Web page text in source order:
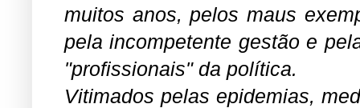
muitos anos, pelos maus
pela incompetente gestão e
"profissionais" da política.
Vitimados pelas epidemias,